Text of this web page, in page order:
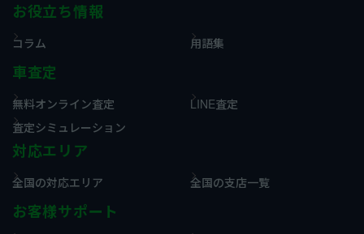
お役立ち情報
コラム 用語集
車査定
無料オンライン査定
LINE査定
査定シミュレーション
対応エリア
全国の対応エリア 全国の支店一覧
お客様サポート